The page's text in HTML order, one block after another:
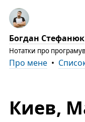
Богдан Стефанюк
Нотатки про
Про мене•
Киев,